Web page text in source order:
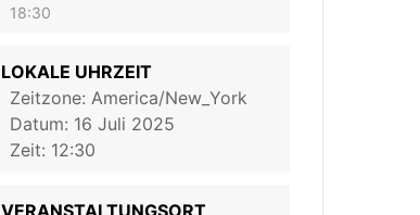
18:30
LOKALE UHRZEIT
Zeitzone: America/New_York
Datum: 16 Juli 2025
Zeit: 12:30
VERANSTALTUNGSORT